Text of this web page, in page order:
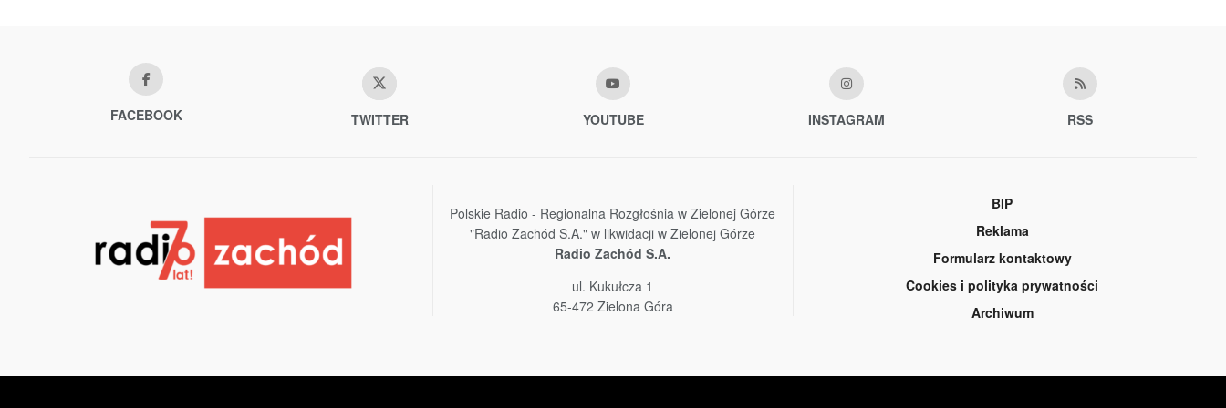
FACEBOOK TWITTER YOUTUBE INSTAGRAM RSS
Polskie Radio - Regionalna Rozgłośnia w Zielonej Górze
"Radio Zachód S.A." w likwidacji w Zielonej Górze
Radio Zachód S.A.
ul. Kukułcza 1
65-472 Zielona Góra
BIP
Reklama
Formularz kontaktowy
Cookies i polityka prywatności
Archiwum